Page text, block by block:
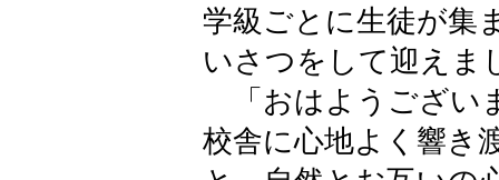
学級ごとに生徒が集
いさつをして迎えま
「おはようござい
校舎に心地よく響き